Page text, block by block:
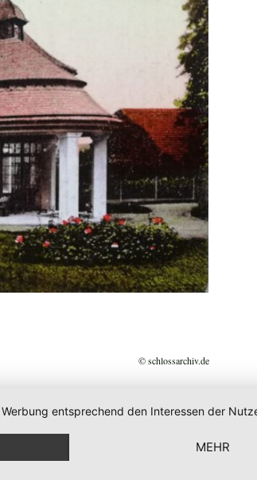
© schlossarchiv.de
entsprechend den Interessen der
MEHR